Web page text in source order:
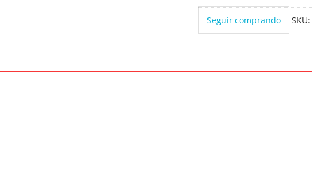
Seguir comprando SKU: